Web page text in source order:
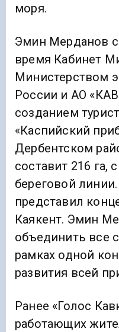
моря.
Эмин Мерданов
время Кабинет
Министерством
России и АО
созданием
«Каспийский
Дербентском
составит 216 га,
береговой
представил
Каякент. Эмин
объединить все
рамках одной
развития всей
Ранее «Голос
работающих